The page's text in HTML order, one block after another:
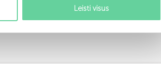
Leisti visus